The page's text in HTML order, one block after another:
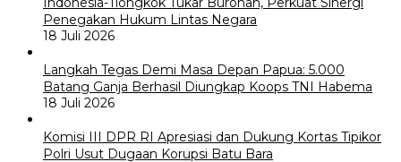
Penegakan Hukum Lintas Negara
18 Juli 2026
Langkah Tegas Demi Masa Depan Papua: 5.000
Batang Ganja Berhasil Diungkap Koops TNI Habema
18 Juli 2026
Komisi III DPR RI Apresiasi dan Dukung Kortas Tipikor
Polri Usut Dugaan Korupsi Batu Bara